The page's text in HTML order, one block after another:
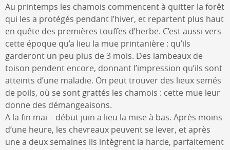
Au printemps les chamois commencent à quitter la forêt
qui les a protégés pendant l’hiver, et repartent plus haut
en quête des premières touffes d’herbe. C’est aussi vers
cette époque qu’a lieu la mue printanière : qu’ils
garderont un peu plus de 3 mois. Des lambeaux de
toison pendent encore, donnant l’impression qu’ils sont
atteints d’une maladie. On peut trouver des lieux semés
de poils, où se sont grattés les chamois : cette mue leur
donne des démangeaisons.
A la fin mai – début juin a lieu la mise à bas. Après moins
d’une heure, les chevreaux peuvent se lever, et après
une a deux semaines ils intègrent la harde, parfaitement